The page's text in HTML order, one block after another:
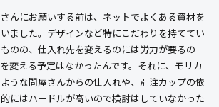
んにお願いする前は、ネットでよくある資材を
ました。デザインなど特にこだわりを持ててい
のの、仕入れ先を変えるのには労力が要るの
変える予定はなかったんです。それに、モリカ
うな問屋さんからの仕入れや、別注カップの依
にはハードルが高いので検討はしていなかった